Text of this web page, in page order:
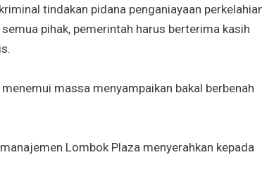
tindakan pidana penganiayaan
pihak, pemerintah harus berterima kasih
massa menyampaikan bakal berbenah
Lombok Plaza menyerahkan kepada